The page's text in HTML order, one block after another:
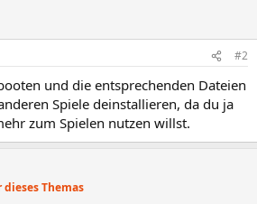
#2
und die entsprechenden Dateien
Spiele deinstallieren, da du ja
zum Spielen nutzen willst.
dieses Themas